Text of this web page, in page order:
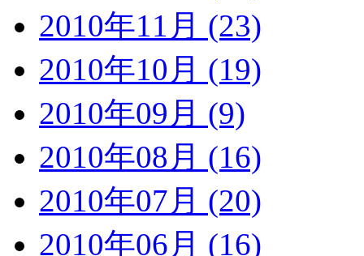
2010年11月 (23)
2010年10月 (19)
2010年09月 (9)
2010年08月 (16)
2010年07月 (20)
2010年06月 (16)